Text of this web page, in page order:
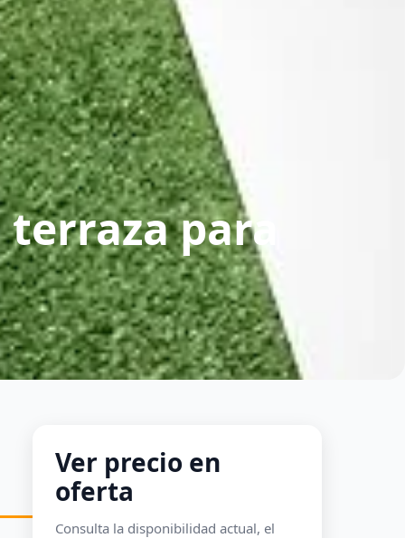
para
Ver precio en
oferta
Consulta la disponibilidad actual, el